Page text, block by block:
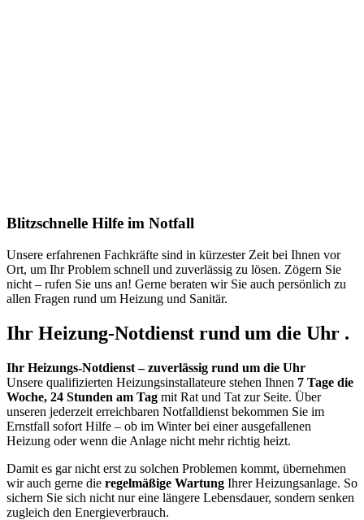
Blitzschnelle Hilfe im Notfall
Unsere erfahrenen Fachkräfte sind in kürzester Zeit bei Ihnen vor
Ort, um Ihr Problem schnell und zuverlässig zu lösen. Zögern Sie
nicht – rufen Sie uns an! Gerne beraten wir Sie auch persönlich zu
allen Fragen rund um Heizung und Sanitär.
Ihr Heizung-Notdienst rund um die Uhr .
Ihr Heizungs-Notdienst – zuverlässig rund um die Uhr
Unsere qualifizierten Heizungsinstallateure stehen Ihnen 7 Tage die
Woche, 24 Stunden am Tag mit Rat und Tat zur Seite. Über
unseren jederzeit erreichbaren Notfalldienst bekommen Sie im
Ernstfall sofort Hilfe – ob im Winter bei einer ausgefallenen
Heizung oder wenn die Anlage nicht mehr richtig heizt.
Damit es gar nicht erst zu solchen Problemen kommt, übernehmen
wir auch gerne die regelmäßige Wartung Ihrer Heizungsanlage. So
sichern Sie sich nicht nur eine längere Lebensdauer, sondern senken
zugleich den Energieverbrauch.